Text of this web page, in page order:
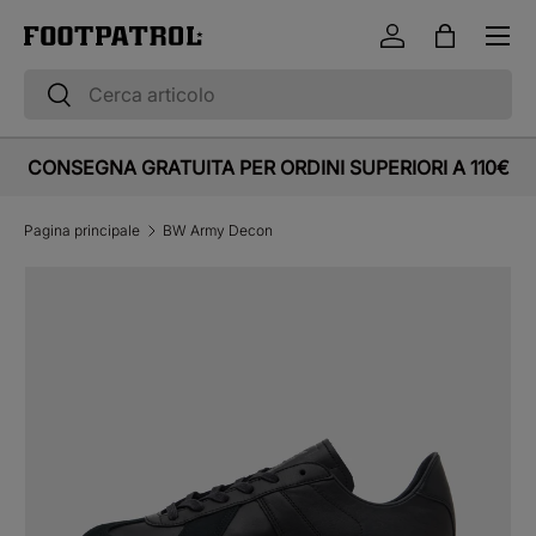
Vai al contenuto
CercaCerca
AccediBorsa
Menu
CONSEGNA GRATUITA PER ORDINI SUPERIORI A 110€
Pagina principale BW Army Decon